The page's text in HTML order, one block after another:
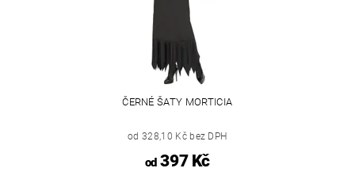
ČERNÉ ŠATY MORTICIA
od 328,10 Kč bez DPH
od397 Kč